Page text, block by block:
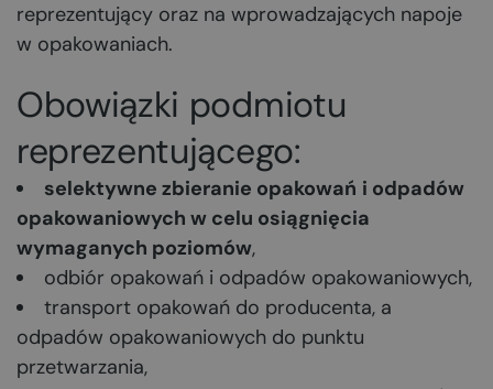
reprezentujący oraz na wprowadzających napoje
w opakowaniach.
Obowiązki podmiotu
reprezentującego:
selektywne zbieranie opakowań i odpadów
opakowaniowych w celu osiągnięcia
wymaganych poziomów,
odbiór opakowań i odpadów opakowaniowych,
transport opakowań do producenta, a
odpadów opakowaniowych do punktu
przetwarzania,